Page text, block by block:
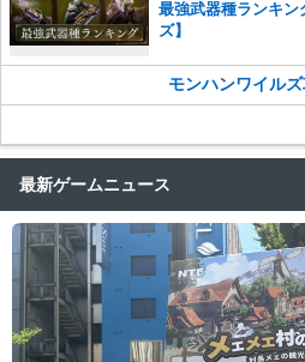
さい。
った場合は、法的措置をとらせていただ
かじめご理解くださいませ。
最強武器種ランキ
ズ】
モンハンワイル
最新ゲームニュース